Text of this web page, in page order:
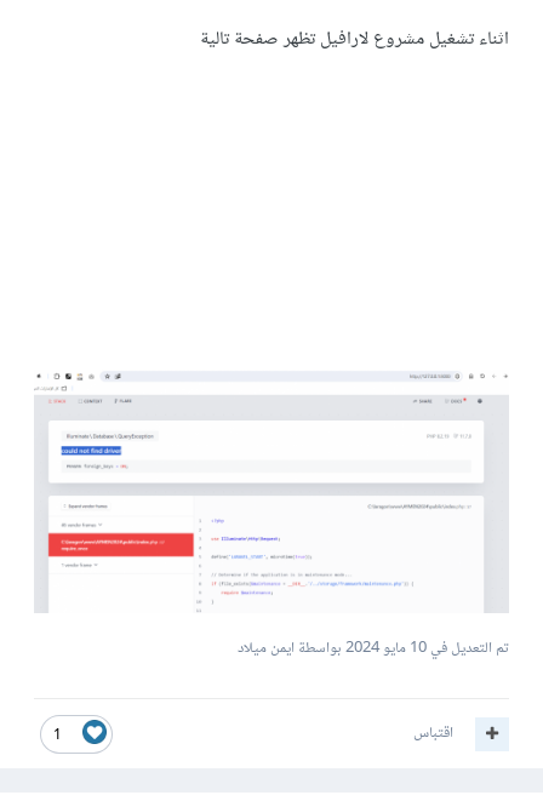
اثناء تشغيل مشروع لارافيل تظهر صفحة تالية
تم التعديل في10 مايو 2024 بواسطة ايمن ميلاد
1 اقتباس